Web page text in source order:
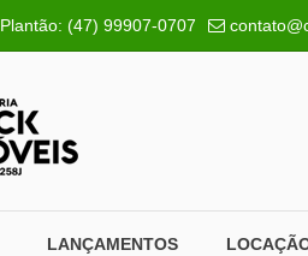
Plantão: (47) 99907-0707
LANÇAMENTOS